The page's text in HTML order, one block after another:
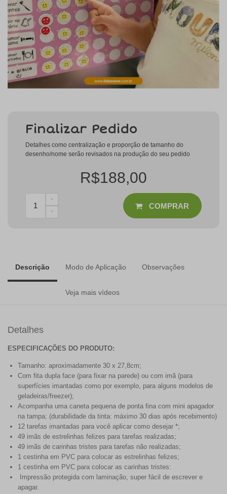
Finalizar Pedido
Detalhes como centralização e proporção de tamanho do
desenho/nome serão revisados na produção do seu pedido
R$188,00
COMPRAR
Descrição Modo de Aplicação Observações
Veja mais vídeos
Detalhes
ESPECIFICAÇÕES DO PRODUTO:
Tamanho: aproximadamente 30 x 27,8cm;
Com fita dupla face (para fixar na parede) ou com imã (para
superfícies imantadas como por exemplo, para alguns modelos de
geladeiras/freezer);
Acompanha uma caneta pequena de ponta fina com mini apagador
na tampa; (durabilidade da tinta: máximo 30 dias após recebimento)
12 tarefas imantadas para você aplicar como desejar *;
49 imãs de estrelinhas felizes para tarefas realizadas;
49 imãs de carinhas tristes para tarefas não realizadas;
1 cestinha em PVC para colocar as estrelinhas felizes;
1 cestinha em PVC para colocar as carinhas tristes:
Impressão protegida com laminação, super fácil de escrever e
apagar.